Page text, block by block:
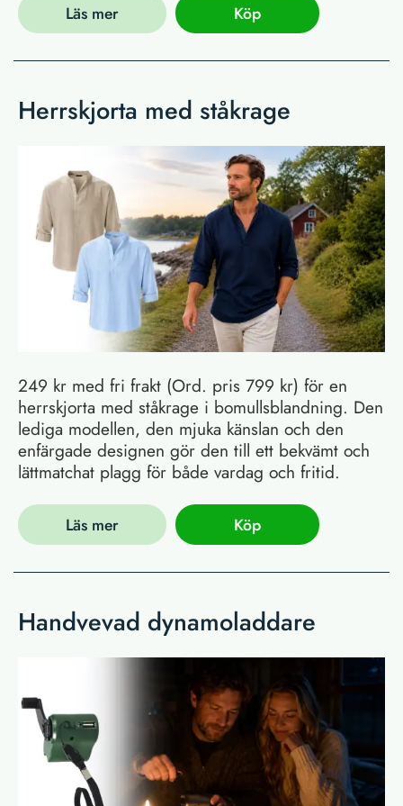
Läs mer Köp
Herrskjorta med ståkrage
249 kr med fri frakt (Ord. pris 799 kr) för en
herrskjorta med ståkrage i bomullsblandning. Den
lediga modellen, den mjuka känslan och den
enfärgade designen gör den till ett bekvämt och
lättmatchat plagg för både vardag och fritid.
Läs mer Köp
Handvevad dynamoladdare